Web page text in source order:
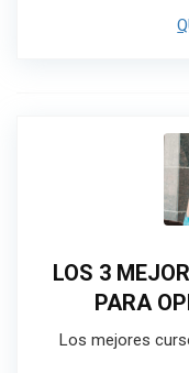
LOS 3
PARA
Los mejores